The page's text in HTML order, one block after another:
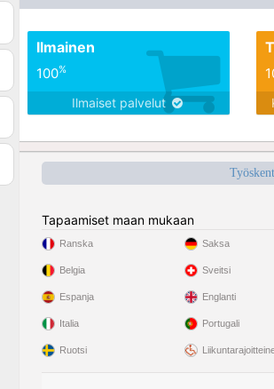
Ilmainen
100%
Ilmaiset palvelut
Tapaamiset maan mukaan
Ranska
Belgia
Espanja
Italia
Ruotsi
Saksa
Sveitsi
Englanti
Portugali